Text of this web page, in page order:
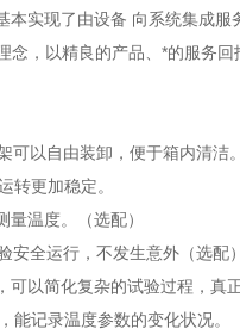
本实现了由设备 向系统集成服
念，以精良的产品、*的服务回
可以自由装卸，便于箱内清洁
转更加稳定。
温度。（选配）
安全运行，不发生意外（选配
以简化复杂的试验过程，真
能记录温度参数的变化状况。